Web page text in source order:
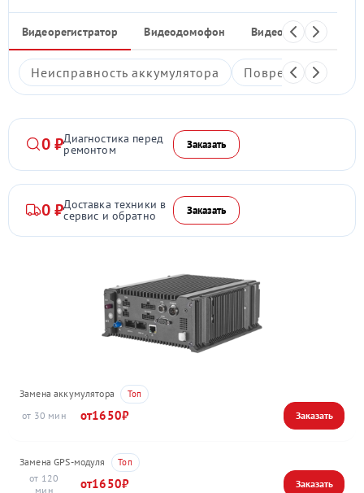
Видеорегистратор Видеодомофон Видеостены
Неисправность аккумулятора Повреждение
0 ₽Диагностика перед
ремонтом Заказать
0 ₽Доставка техники в
сервис и обратно Заказать
Замена аккумулятора
30
1650
Замена GPS-модуля
120
1650